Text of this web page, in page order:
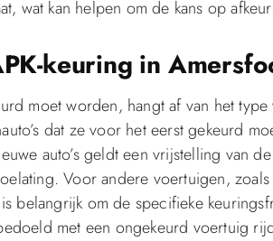
wat kan helpen om de kans op
keuring in
moet worden, hangt af van het
dat ze voor het eerst gekeurd
auto’s geldt een vrijstelling van
Voor andere voertuigen,
belangrijk om de specifieke
met een ongekeurd voertuig